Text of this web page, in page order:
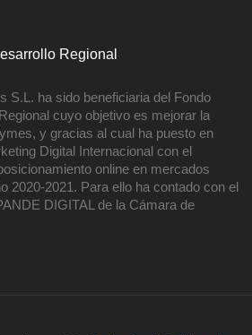
Regional
S.L. ha sido beneficiaria del Fondo
cuyo objetivo es mejorar la
y gracias al cual ha puesto en
Digital Internacional con el
online en mercados
2020-2021. Para ello ha contado con el
DIGITAL de la Cámara de